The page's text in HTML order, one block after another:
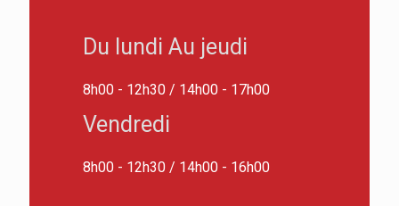
Du lundi Au jeudi
8h00 - 12h30 / 14h00 - 17h00
Vendredi
8h00 - 12h30 / 14h00 - 16h00